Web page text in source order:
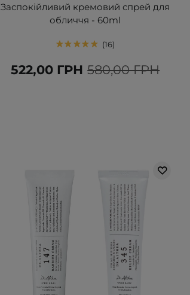
Заспокійливий кремовий спрей для
обличчя - 60ml
16
580,00 ГРН
522,00 ГРН